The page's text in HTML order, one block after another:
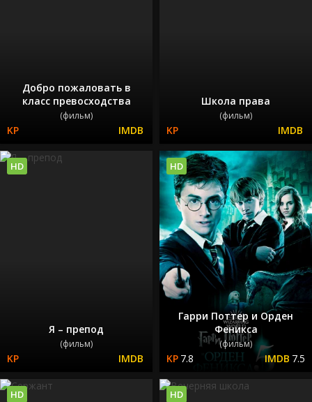
Добро пожаловать в
класс превосходства
(фильм)
Школа права
(фильм)
Я – препод
(фильм)
HD
Гарри Поттер и Орден
Феникса
(фильм)
7.8 7.5
HD
HD HD